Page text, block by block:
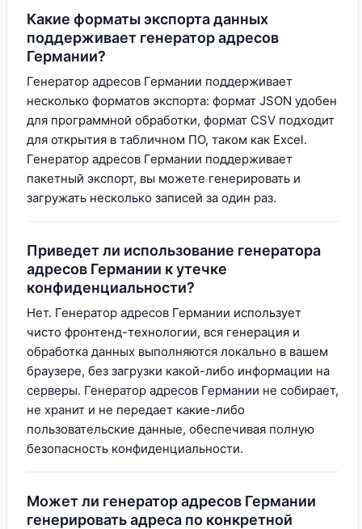
Какие форматы экспорта данных
поддерживает генератор адресов
Германии?
Генератор адресов Германии поддерживает
несколько форматов экспорта: формат JSON удобен
для программной обработки, формат CSV подходит
для открытия в табличном ПО, таком как Excel.
Генератор адресов Германии поддерживает
пакетный экспорт, вы можете генерировать и
загружать несколько записей за один раз.
Приведет ли использование генератора
адресов Германии к утечке
конфиденциальности?
Нет. Генератор адресов Германии использует
чисто фронтенд-технологии, вся генерация и
обработка данных выполняются локально в вашем
браузере, без загрузки какой-либо информации на
серверы. Генератор адресов Германии не собирает,
не хранит и не передает какие-либо
пользовательские данные, обеспечивая полную
безопасность конфиденциальности.
Может ли генератор адресов Германии
генерировать адреса по конкретной